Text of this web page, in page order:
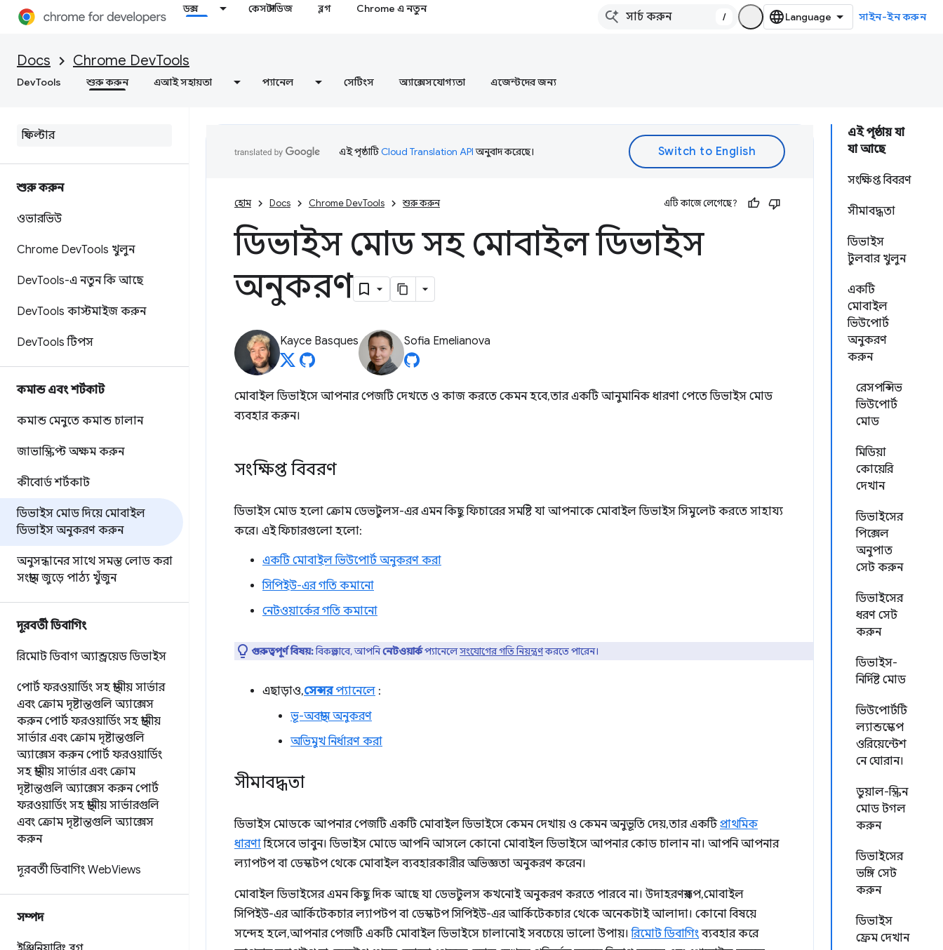
ডক্স কেস স্টাডিজ ব্লগ Chrome এ নতুন
/ সাইন-ইন করুন
Docs Chrome DevTools
DevTools শুরু করুন এআই সহায়তা প্যানেল সেটিংস অ্যাক্সেসযোগ্যতা এজেন্টদের জন্য
শুরু করুন
ওভারভিউ
Chrome DevTools খুলুন
DevTools-এ নতুন কি আছে
DevTools কাস্টমাইজ করুন
DevTools টিপস
কমান্ড এবং শর্টকাট
কমান্ড মেনুতে কমান্ড চালান
জাভাস্ক্রিপ্ট অক্ষম করুন
কীবোর্ড শর্টকাট
ডিভাইস মোড দিয়ে মোবাইল
ডিভাইস অনুকরণ করুন
অনুসন্ধানের সাথে সমস্ত লোড করা
সংস্থান জুড়ে পাঠ্য খুঁজুন
দূরবর্তী ডিবাগিং
রিমোট ডিবাগ অ্যান্ড্রয়েড ডিভাইস
পোর্ট ফরওয়ার্ডিং সহ স্থানীয় সার্ভার
এবং ক্রোম দৃষ্টান্তগুলি অ্যাক্সেস
করুনপোর্ট ফরওয়ার্ডিং সহ স্থানীয়
সার্ভার এবং ক্রোম দৃষ্টান্তগুলি
অ্যাক্সেস করুনপোর্ট ফরওয়ার্ডিং
সহ স্থানীয় সার্ভার এবং ক্রোম
দৃষ্টান্তগুলি অ্যাক্সেস করুনপোর্ট
ফরওয়ার্ডিং সহ স্থানীয় সার্ভারগুলি
এবং ক্রোম দৃষ্টান্তগুলি অ্যাক্সেস
করুন
দূরবর্তী ডিবাগিং WebViews
সম্পদ
এই পৃষ্ঠায় যা
যা আছে
সংক্ষিপ্ত বিবরণ
সীমাবদ্ধতা
ডিভাইস
টুলবার খুলুন
একটি
মোবাইল
ভিউপোর্ট
অনুকরণ
করুন
রেসপন্সিভ
ভিউপোর্ট
মোড
মিডিয়া
কোয়েরি
দেখান
ডিভাইসের
পিক্সেল
অনুপাত
সেট করুন
ডিভাইসের
ধরণ সেট
করুন
ডিভাইস-
নির্দিষ্ট মোড
ভিউপোর্টটি
ল্যান্ডস্কেপ
ওরিয়েন্টেশ
নে ঘোরান।
ডুয়াল-স্ক্রিন
মোড টগল
করুন
ডিভাইসের
ভঙ্গি সেট
করুন
ডিভাইস
ফ্রেম দেখান
এই পৃষ্ঠাটিCloud Translation APIঅনুবাদ করেছে।
হোম Docs Chrome DevTools শুরু করুন এটি কাজে লেগেছে?
ডিভাইস মোড সহ মোবাইল ডিভাইস
অনুকরণ
Kayce Basques Sofia Emelianova
মোবাইল ডিভাইসে আপনার পেজটি দেখতে ও কাজ করতে কেমন হবে, তার একটি আনুমানিক ধারণা পেতে ডিভাইস মোড
ব্যবহার করুন।
সংক্ষিপ্ত বিবরণ
ডিভাইস মোড হলো ক্রোম ডেভটুলস-এর এমন কিছু ফিচারের সমষ্টি যা আপনাকে মোবাইল ডিভাইস সিমুলেট করতে সাহায্য
করে। এই ফিচারগুলো হলো:
একটি মোবাইল ভিউপোর্ট অনুকরণ করা
সিপিইউ-এর গতি কমানো
নেটওয়ার্কের গতি কমানো
গুরুত্বপূর্ণ বিষয়:বিকল্পভাবে, আপনিনেটওয়ার্কপ্যানেলেসংযোগের গতি নিয়ন্ত্রণকরতে পারেন।
এছাড়াও,সেন্সরপ্যানেলে :
ভূ-অবস্থান অনুকরণ
অভিমুখ নির্ধারণ করা
সীমাবদ্ধতা
ডিভাইস মোডকে আপনার পেজটি একটি মোবাইল ডিভাইসে কেমন দেখায় ও কেমন অনুভূতি দেয়, তার একটিপ্রাথমিক
ধারণাহিসেবে ভাবুন। ডিভাইস মোডে আপনি আসলে কোনো মোবাইল ডিভাইসে আপনার কোড চালান না। আপনি আপনার
ল্যাপটপ বা ডেস্কটপ থেকে মোবাইল ব্যবহারকারীর অভিজ্ঞতা অনুকরণ করেন।
মোবাইল ডিভাইসের এমন কিছু দিক আছে যা ডেভটুলস কখনোই অনুকরণ করতে পারবে না। উদাহরণস্বরূপ, মোবাইল
সিপিইউ-এর আর্কিটেকচার ল্যাপটপ বা ডেস্কটপ সিপিইউ-এর আর্কিটেকচার থেকে অনেকটাই আলাদা। কোনো বিষয়ে
সন্দেহ হলে, আপনার পেজটি একটি মোবাইল ডিভাইসে চালানোই সবচেয়ে ভালো উপায়।রিমোট ডিবাগিংব্যবহার করে